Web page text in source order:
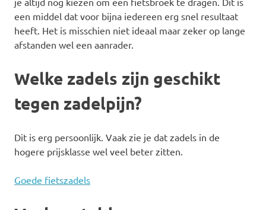
een middel dat voor bijna iedereen erg snel resultaat
heeft. Het is misschien niet ideaal maar zeker op lange
afstanden wel een aanrader.
Welke zadels zijn geschikt
tegen zadelpijn?
Dit is erg persoonlijk. Vaak zie je dat zadels in de
hogere prijsklasse wel veel beter zitten.
Goede fietszadels